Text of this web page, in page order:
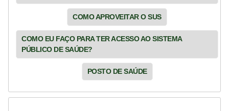
COMO APROVEITAR O SUS
COMO EU FAÇO PARA TER ACESSO AO SISTEMA
PÚBLICO DE SAÚDE?
POSTO DE SAÚDE